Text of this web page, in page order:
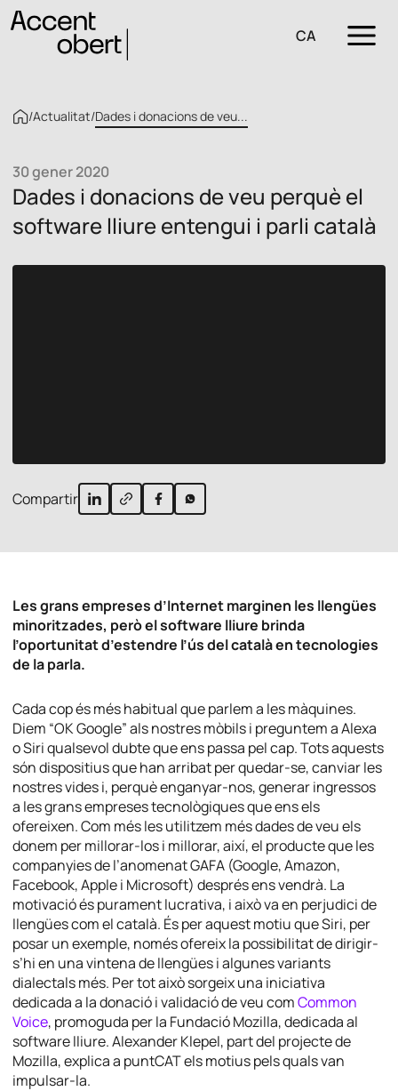
CA
/Actualitat/Dades i donacions de veu...
30 gener 2020
Dades i donacions de veu perquè el
software lliure entengui i parli català
Compartir
Les grans empreses d’Internet marginen les llengües
minoritzades, però el software lliure brinda
l’oportunitat d’estendre l’ús del català en tecnologies
de la parla.
Cada cop és més habitual que parlem a les màquines.
Diem “OK Google” als nostres mòbils i preguntem a Alexa
o Siri qualsevol dubte que ens passa pel cap. Tots aquests
són dispositius que han arribat per quedar-se, canviar les
nostres vides i, perquè enganyar-nos, generar ingressos
a les grans empreses tecnològiques que ens els
ofereixen. Com més les utilitzem més dades de veu els
donem per millorar-los i millorar, així, el producte que les
companyies de l’anomenat GAFA (Google, Amazon,
Facebook, Apple i Microsoft) després ens vendrà. La
motivació és purament lucrativa, i això va en perjudici de
llengües com el català. És per aquest motiu que Siri, per
posar un exemple, només ofereix la possibilitat de dirigir-
s’hi en una vintena de llengües i algunes variants
dialectals més. Per tot això sorgeix una iniciativa
dedicada a la donació i validació de veu comCommon
Voice, promoguda per la Fundació Mozilla, dedicada al
software lliure. Alexander Klepel, part del projecte de
Mozilla, explica a puntCAT els motius pels quals van
impulsar-la.